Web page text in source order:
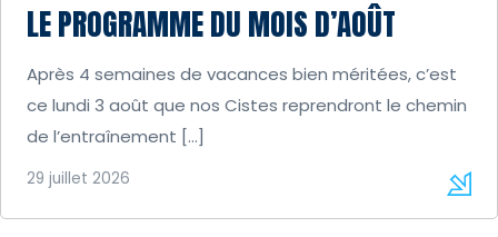
LE PROGRAMME DU MOIS D’AOÛT
Après 4 semaines de vacances bien méritées, c’est
ce lundi 3 août que nos Cistes reprendront le chemin
de l’entraînement […]
29 juillet 2026